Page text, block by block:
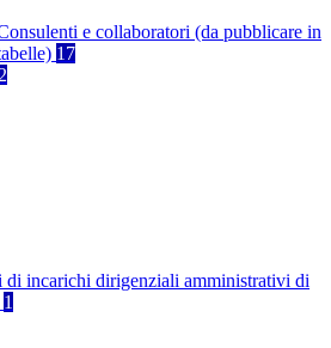
e collaboratori (da pubblicare in
17
di incarichi dirigenziali amministrativi di
1